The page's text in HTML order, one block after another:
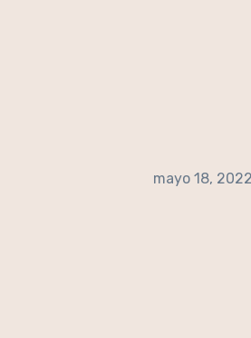
mayo 18, 2022